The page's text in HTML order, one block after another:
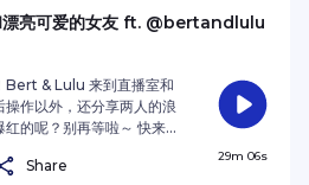
漂亮可爱的女友 ft. @bertandlulu
Bert & Lulu 来到直播室和
作以外，还分享两人的浪
的呢？别再等啦～ 快来听
赶快追踪
Share
29m 06s